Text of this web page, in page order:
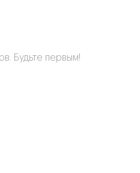
Будьте первым!